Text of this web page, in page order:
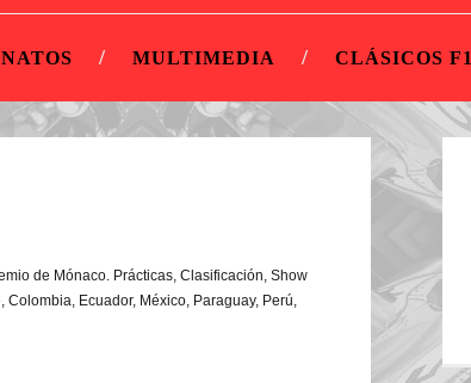
MULTIMEDIA CLÁSICOS F1
de Mónaco. Prácticas, Clasificación, Show
Ecuador, México, Paraguay, Perú,